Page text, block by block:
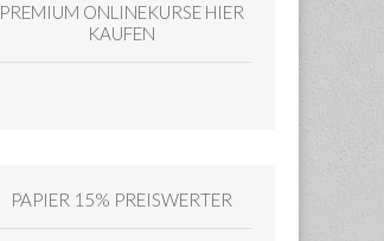
PREMIUM ONLINEKURSE HIER
KAUFEN
PAPIER 15% PREISWERTER